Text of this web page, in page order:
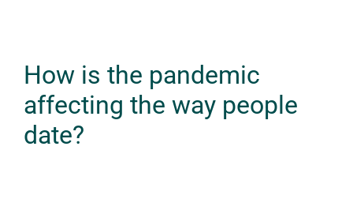
l'image
agrandie
How is the pandemic
affecting the way people
date?